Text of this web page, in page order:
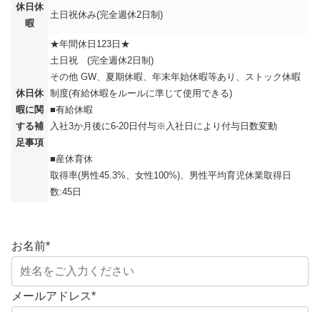
休日休
暇
土日祝休み(完全週休2日制)
休日休
暇に関
する補
足事項
★年間休日123日★
土日祝 (完全週休2日制)
その他 GW、夏期休暇、年末年始休暇等あり、ストック休暇
制度(有給休暇をルールに準じて使用できる)
■有給休暇
入社3か月後に6-20日付与※入社日により付与日数変動
■産休育休
取得率(男性45.3%、女性100%)、男性平均育児休業取得日
数:45日
お名前*
メールアドレス*